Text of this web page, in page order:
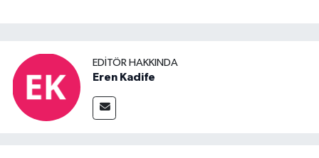
EDITÖR HAKKINDA
Eren Kadife